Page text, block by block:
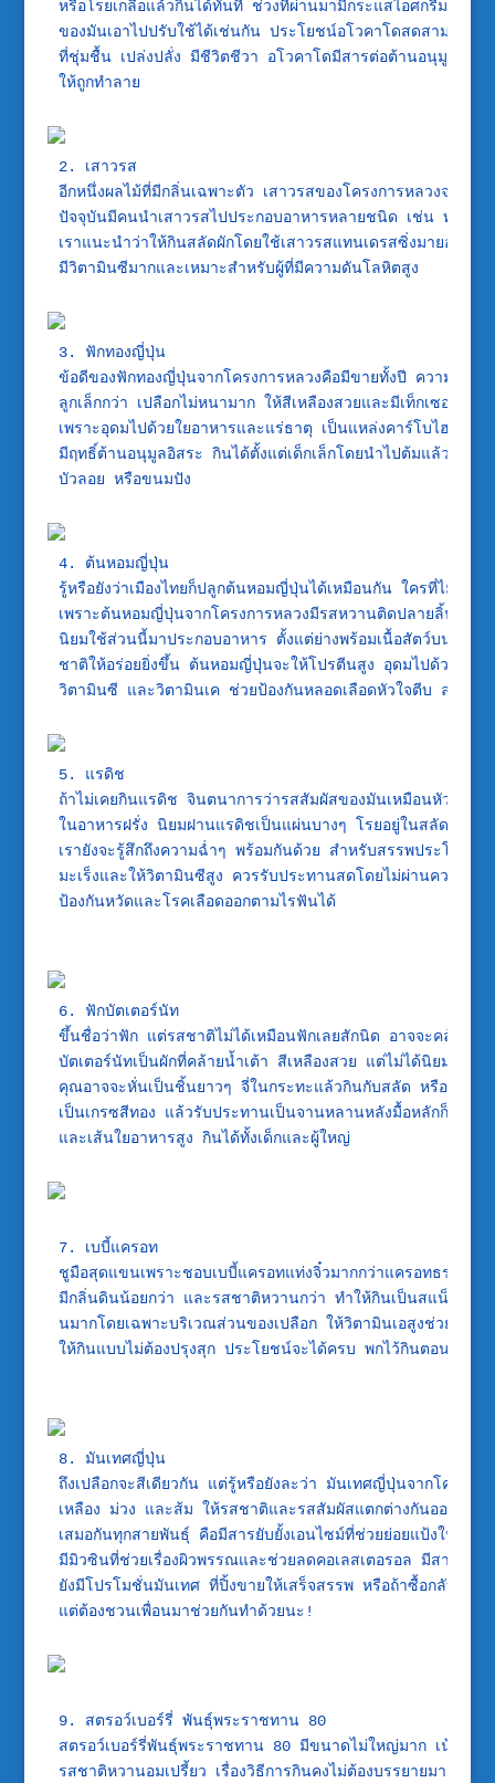
หรือโรยเกลือแล้วกินได้ทันที ช่วงที่ผ่านมามีกระแสไอศกรีมอโว
ของมันเอาไปปรับใช้ได้เช่นกัน ประโยชน์อโวคาโดสดสามารถ
ที่ชุ่มชื้น เปล่งปลั่ง มีชีวิตชีวา อโวคาโดมีสารต่อต้านอนุมูลอิสระ
2. เสาวรส
อีกหนึ่งผลไม้ที่มีกลิ่นเฉพาะตัว เสาวรสของโครงการหลวงจะมีร
ปัจจุบันมีคนนำเสาวรสไปประกอบอาหารหลายชนิด เช่น ทำส
เราแนะนำว่าให้กินสลัดผักโดยใช้เสาวรสแทนเดรสซิ่งมายองเ
มีวิตามินซีมากและเหมาะสำหรับผู้ที่มีความดันโลหิตสูง
3. ฟักทองญี่ปุ่น
ข้อดีของฟักทองญี่ปุ่นจากโครงการหลวงคือมีขายทั้งปี ความแตก
ลูกเล็กกว่า เปลือกไม่หนามาก ให้สีเหลืองสวยและมีเท็กเซอร์ที่
เพราะอุดมไปด้วยใยอาหารและแร่ธาตุ เป็นแหล่งคาร์โบไฮเด
มีฤทธิ์ต้านอนุมูลอิสระ กินได้ตั้งแต่เด็กเล็กโดยนำไปต้มแล้วบด
บัวลอย หรือขนมปัง
4. ต้นหอมญี่ปุ่น
รู้หรือยังว่าเมืองไทยก็ปลูกต้นหอมญี่ปุ่นได้เหมือนกัน ใครที่ไม่ชอ
เพราะต้นหอมญี่ปุ่นจากโครงการหลวงมีรสหวานติดปลายลิ้น โ
นิยมใช้ส่วนนี้มาประกอบอาหาร ตั้งแต่ย่างพร้อมเนื้อสัตว์บนกระ
ชาติให้อร่อยยิ่งขึ้น ต้นหอมญี่ปุ่นจะให้โปรตีนสูง อุดมไปด้วยแค
5. แรดิช
ถ้าไม่เคยกินแรดิช จินตนาการว่ารสสัมผัสของมันเหมือนหัวไช
ในอาหารฝรั่ง นิยมฝานแรดิชเป็นแผ่นบางๆ โรยอยู่ในสลัดหลา
เรายังจะรู้สึกถึงความฉ่ำๆ พร้อมกันด้วย สำหรับสรรพประโยช
มะเร็งและให้วิตามินซีสูง ควรรับประทานสดโดยไม่ผ่านความร้
ป้องกันหวัดและโรคเลือดออกตามไรฟันได้
6. ฟักบัตเตอร์นัท
ขึ้นชื่อว่าฟัก แต่รสชาติไม่ได้เหมือนฟักเลยสักนิด อาจจะคล้าย
บัตเตอร์นัทเป็นผักที่คล้ายน้ำเต้า สีเหลืองสวย แต่ไม่ได้นิยมนำไ
คุณอาจจะหั่นเป็นชิ้นยาวๆ จี่ในกระทะแล้วกินกับสลัด หรือโรยน้
เป็นเกรซสีทอง แล้วรับประทานเป็นจานหลานหลังมื้อหลักก็ได้
7. เบบี้แครอท
ชูมือสุดแขนเพราะชอบเบบี้แครอทแท่งจิ๋วมากกว่าแครอทธรรม
มีกลิ่นดินน้อยกว่า และรสชาติหวานกว่า ทำให้กินเป็นสแน็คแทน
นมากโดยเฉพาะบริเวณส่วนของเปลือก ให้วิตามินเอสูงช่วยป้อ
ให้กินแบบไม่ต้องปรุงสุก ประโยชน์จะได้ครบ พกไว้กินตอนขับร
8. มันเทศญี่ปุ่น
ถึงเปลือกจะสีเดียวกัน แต่รู้หรือยังละว่า มันเทศญี่ปุ่นจากโครง
เหลือง ม่วง และส้ม ให้รสชาติและรสสัมผัสแตกต่างกันออกไ
เสมอกันทุกสายพันธุ์ คือมีสารยับยั้งเอนไซม์ที่ช่วยย่อยแป้งให้เป็น
มีมิวซินที่ช่วยเรื่องผิวพรรณและช่วยลดคอเลสเตอรอล มีสารเบต้
ยังมีโปรโมชั่นมันเทศ ที่ปิ้งขายให้เสร็จสรรพ หรือถ้าซื้อกลับมา
9. สตรอว์เบอร์รี่ พันธุ์พระราชทาน 80
สตรอว์เบอร์รี่พันธุ์พระราชทาน 80 มีขนาดไม่ใหญ่มาก เน้นปลู
รสชาติหวานอมเปรี้ยว เรื่องวิธีการกินคงไม่ต้องบรรยายมาก เพ